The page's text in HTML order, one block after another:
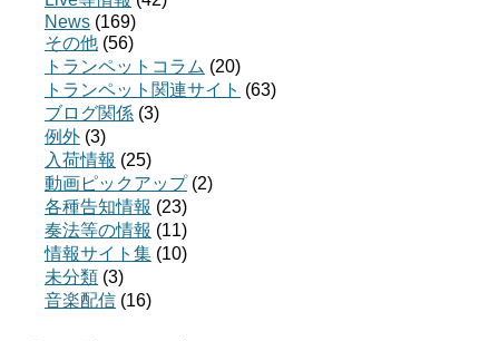
News (169)
その他 (56)
トランペットコラム (20)
トランペット関連サイト (63)
ブログ関係 (3)
例外 (3)
入荷情報 (25)
動画ピックアップ(2)
各種告知情報 (23)
奏法等の情報 (11)
情報サイト集 (10)
未分類 (3)
音楽配信 (16)